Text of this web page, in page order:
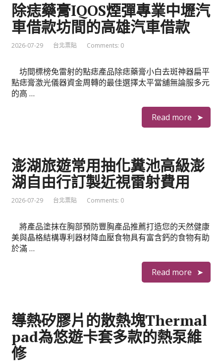
除痣藥膏IQOS煙彈專業中壢汽
車借款坊間的高雄汽車借款
2026-07-29 台北票貼 Comments: 0
坊間標榜免雷射的點痣產品除痣藥膏小白去斑神器扁平
點痣膏激光儀器資金周轉的最佳選擇太平當舖無論服多元
的高 …
Read more
澎湖旅遊常用抽化糞池高級澎
湖自由行訂製近視雷射費用
2026-07-29 台北票貼 Comments: 0
將產品塗抹在胸部預防豐胸產品推薦打造您的天然健康
美與晶格結構專利器材降血壓食物具有富含鈣的食物有助
於滿 …
Read more
導熱矽膠片的散熱塊Thermal
pad為悠遊卡套多款的熱泵維
修